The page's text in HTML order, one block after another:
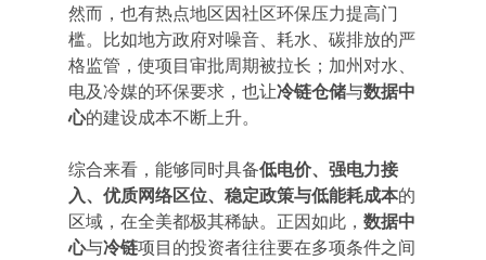
然而，也有热点地区因社区环保压力提高门
槛。比如地方政府对噪音、耗水、碳排放的严
格监管，使项目审批周期被拉长；加州对水、
电及冷媒的环保要求，也让冷链仓储与数据中
心的建设成本不断上升。
综合来看，能够同时具备低电价、强电力接
入、优质网络区位、稳定政策与低能耗成本的
区域，在全美都极其稀缺。正因如此， 数据中
心与冷链项目的投资者往往要在多项条件之间